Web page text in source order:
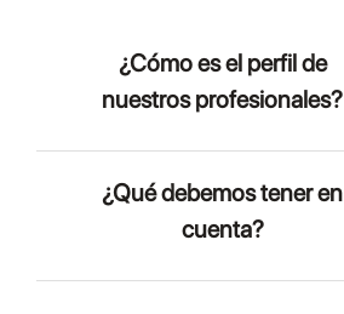
¿Cómo es el perfil de
nuestros profesionales?
¿Qué debemos tener en
cuenta?